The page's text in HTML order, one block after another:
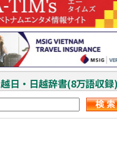
越日・日越辞書(8万語収録)